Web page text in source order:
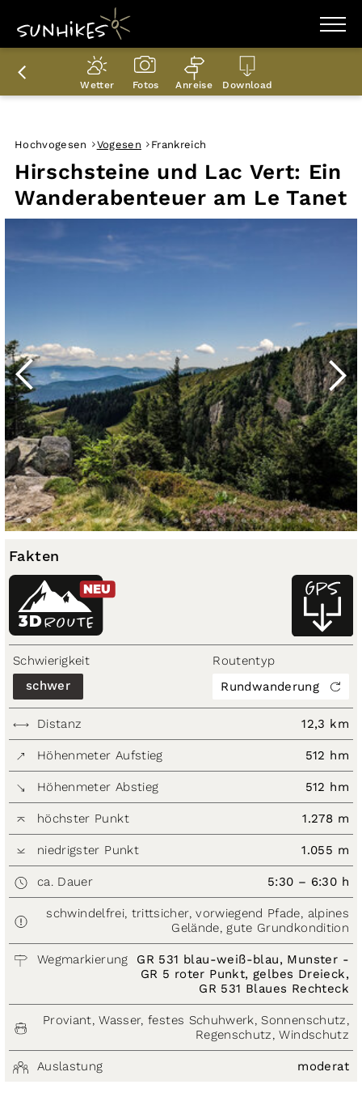
WANDERZIELE
WANDERUNGEN
ENTDECKEN
PLANER
Wetter Fotos Anreise Download
Hirschsteine und Lac Vert: Ein
Wanderabenteuer am Le Tanet
Hochvogesen Vogesen Frankreich
Fakten
ROUTE
3D
NEU
Schwierigkeit
schwer
Routentyp
Rundwanderung
Distanz 12,3 km
Höhenmeter Aufstieg 512 hm
Höhenmeter Abstieg 512 hm
höchster Punkt 1.278 m
niedrigster Punkt 1.055 m
ca. Dauer 5:30 – 6:30 h
schwindelfrei, trittsicher, vorwiegend Pfade, alpines
Gelände, gute Grundkondition
Wegmarkierung
GR 531 blau-weiß-blau, Munster -
GR 5 roter Punkt, gelbes Dreieck,
GR 531 Blaues Rechteck
Proviant, Wasser, festes Schuhwerk, Sonnenschutz,
Regenschutz, Windschutz
Auslastung moderat